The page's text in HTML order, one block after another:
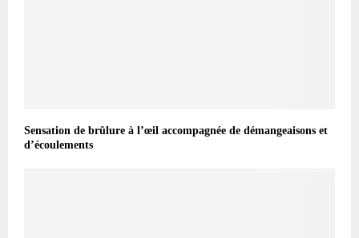
Sensation de brûlure à l’œil accompagnée de démangeaisons et
d’écoulements